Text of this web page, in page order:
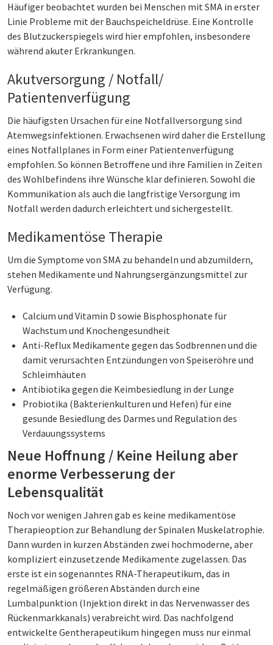
Häufiger beobachtet wurden bei Menschen mit SMA in erster
Linie Probleme mit der Bauchspeicheldrüse. Eine Kontrolle
des Blutzuckerspiegels wird hier empfohlen, insbesondere
während akuter Erkrankungen.
Akutversorgung / Notfall/
Patientenverfügung
Die häufigsten Ursachen für eine Notfallversorgung sind
Atemwegsinfektionen. Erwachsenen wird daher die Erstellung
eines Notfallplanes in Form einer Patientenverfügung
empfohlen. So können Betroffene und ihre Familien in Zeiten
des Wohlbefindens ihre Wünsche klar definieren. Sowohl die
Kommunikation als auch die langfristige Versorgung im
Notfall werden dadurch erleichtert und sichergestellt.
Medikamentöse Therapie
Um die Symptome von SMA zu behandeln und abzumildern,
stehen Medikamente und Nahrungsergänzungsmittel zur
Verfügung.
Calcium und Vitamin D sowie Bisphosphonate für
Wachstum und Knochengesundheit
Anti-Reflux Medikamente gegen das Sodbrennen und die
damit verursachten Entzündungen von Speiseröhre und
Schleimhäuten
Antibiotika gegen die Keimbesiedlung in der Lunge
Probiotika (Bakterienkulturen und Hefen) für eine
gesunde Besiedlung des Darmes und Regulation des
Verdauungssystems
Neue Hoffnung / Keine Heilung aber
enorme Verbesserung der
Lebensqualität
Noch vor wenigen Jahren gab es keine medikamentöse
Therapieoption zur Behandlung der Spinalen Muskelatrophie.
Dann wurden in kurzen Abständen zwei hochmoderne, aber
kompliziert einzusetzende Medikamente zugelassen. Das
erste ist ein sogenanntes RNA-Therapeutikum, das in
regelmäßigen größeren Abständen durch eine
Lumbalpunktion (Injektion direkt in das Nervenwasser des
Rückenmarkkanals) verabreicht wird. Das nachfolgend
entwickelte Gentherapeutikum hingegen muss nur einmal